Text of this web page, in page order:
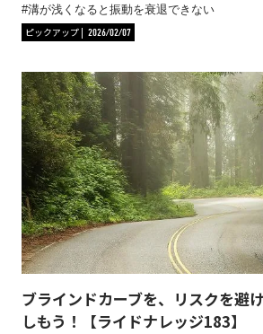
溝が浅くなると振動を衰退できない
ピックアップ
2026/02/07
ブラインドカーブを、リスクを避
しもう！【ライドナレッジ183】